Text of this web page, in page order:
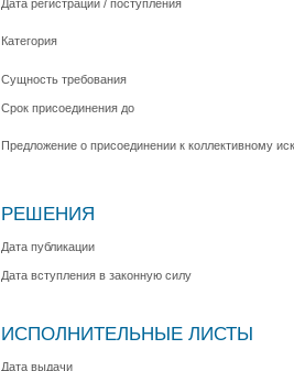
Дата регистрации / поступления
Категория
Сущность требования
Срок присоединения до
Предложение о присоединении к коллективному
РЕШЕНИЯ
Дата публикации
Дата вступления в законную силу
ИСПОЛНИТЕЛЬНЫЕ ЛИСТЫ
Дата выдачи